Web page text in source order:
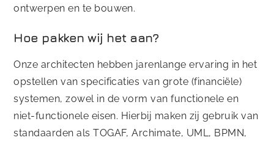
ontwerpen en te bouwen.
Hoe pakken wij het aan?
Onze architecten hebben jarenlange ervaring in het
opstellen van specificaties van grote (financiële)
systemen, zowel in de vorm van functionele en
niet-functionele eisen. Hierbij maken zij gebruik van
standaarden als TOGAF, Archimate, UML, BPMN,